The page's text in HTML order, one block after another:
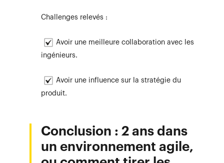
Challenges relevés :
Avoir une meilleure collaboration avec les
ingénieurs.
Avoir une influence sur la stratégie du
produit.
Conclusion : 2 ans dans
un environnement agile,